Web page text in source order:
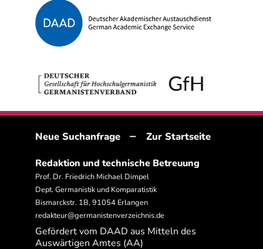
Neue Suchanfrage – Zur Startseite
Redaktion und technische Betreuung
Prof. Dr. Friedrich Michael Dimpel
Dept. Germanistik und Komparatistik
Bismarckstr. 1B, 91054 Erlangen
redakteur@germanistenverzeichnis.de
Gefördert vom DAAD aus Mitteln des
Auswärtigen Amtes (AA)